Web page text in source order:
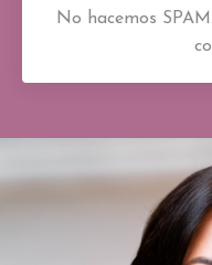
No hacemos